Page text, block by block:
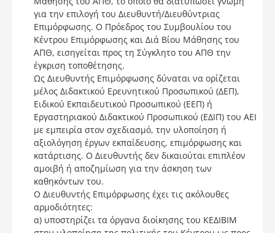
για την επιλογή του Διευθυντή/Διευθύντριας
Επιμόρφωσης. Ο Πρόεδρος του Συμβουλίου του
Κέντρου Επιμόρφωσης και Διά Βίου Μάθησης του
ΑΠΘ, εισηγείται προς τη Σύγκλητο του ΑΠΘ την
έγκριση τοποθέτησης.
Ως Διευθυντής Επιμόρφωσης δύναται να ορίζεται
μέλος Διδακτικού Ερευνητικού Προσωπικού (ΔΕΠ),
Ειδικού Εκπαιδευτικού Προσωπικού (ΕΕΠ) ή
Εργαστηριακού Διδακτικού Προσωπικού (ΕΔΙΠ) του ΑΕΙ
με εμπειρία στον σχεδιασμό, την υλοποίηση ή
αξιολόγηση έργων εκπαίδευσης, επιμόρφωσης και
κατάρτισης. Ο Διευθυντής δεν δικαιούται επιπλέον
αμοιβή ή αποζημίωση για την άσκηση των
καθηκόντων του.
Ο Διευθυντής Επιμόρφωσης έχει τις ακόλουθες
αρμοδιότητες:
α) υποστηρίζει τα όργανα διοίκησης του ΚΕΔΙΒΙΜ